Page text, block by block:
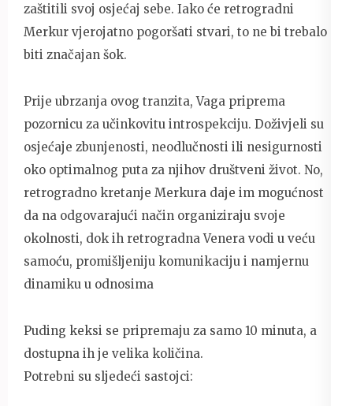
zaštitili svoj osjećaj sebe. Iako će retrogradni
Merkur vjerojatno pogoršati stvari, to ne bi trebalo
biti značajan šok.
Prije ubrzanja ovog tranzita, Vaga priprema
pozornicu za učinkovitu introspekciju. Doživjeli su
osjećaje zbunjenosti, neodlučnosti ili nesigurnosti
oko optimalnog puta za njihov društveni život. No,
retrogradno kretanje Merkura daje im mogućnost
da na odgovarajući način organiziraju svoje
okolnosti, dok ih retrogradna Venera vodi u veću
samoću, promišljeniju komunikaciju i namjernu
dinamiku u odnosima
Puding keksi se pripremaju za samo 10 minuta, a
dostupna ih je velika količina.
Potrebni su sljedeći sastojci: